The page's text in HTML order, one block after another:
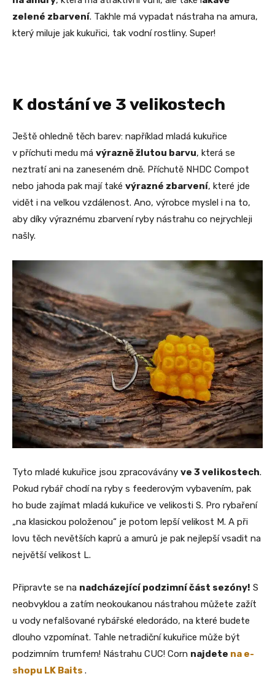
zelené zbarvení. Takhle má vypadat nástraha na amura,
který miluje jak kukuřici, tak vodní rostliny. Super!
K dostání ve 3 velikostech
Ještě ohledně těch barev: například mladá kukuřice
v příchuti medu má výrazně žlutou barvu, která se
neztratí ani na zaneseném dně. Příchutě NHDC Compot
nebo jahoda pak mají také výrazné zbarvení, které jde
vidět i na velkou vzdálenost. Ano, výrobce myslel i na to,
aby díky výraznému zbarvení ryby nástrahu co nejrychleji
našly.
Tyto mladé kukuřice jsou zpracovávány ve 3 velikostech.
Pokud rybář chodí na ryby s feederovým vybavením, pak
ho bude zajímat mladá kukuřice ve velikosti S. Pro rybaření
„na klasickou položenou“ je potom lepší velikost M. A při
lovu těch nevětších kaprů a amurů je pak nejlepší vsadit na
největší velikost L.
Připravte se na nadcházející podzimní část sezóny! S
neobvyklou a zatím neokoukanou nástrahou můžete zažít
u vody nefalšované rybářské eledorádo, na které budete
dlouho vzpomínat. Tahle netradiční kukuřice může být
podzimním trumfem! Nástrahu CUC! Corn najdete na e-
shopu LK Baits .